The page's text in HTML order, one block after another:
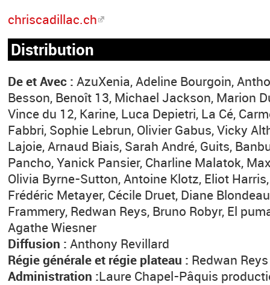
chriscadillac.ch
Distribution
De et Avec : AzuXenia, Adeline Bourgoin,
Besson, Benoît 13, Michael Jackson, Marion
Vince du 12, Karine, Luca Depietri, La Cé,
Fabbri, Sophie Lebrun, Olivier Gabus, Vicky
Lajoie, Arnaud Biais, Sarah André, Guits,
Pancho, Yanick Pansier, Charline Malatok,
Olivia Byrne-Sutton, Antoine Klotz, Eliot
Frédéric Metayer, Cécile Druet, Diane
Frammery, Redwan Reys, Bruno Robyr, El
Agathe Wiesner
Diffusion : Anthony Revillard
Régie générale et régie plateau : Redwan
Administration :Laure Chapel-Pâquis